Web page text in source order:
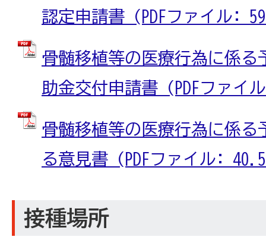
認定申請書 (PDFファイル:
骨髄移植等の医療行為に係る
助金交付申請書 (PDFファイ
骨髄移植等の医療行為に係る
る意見書 (PDFファイル:
接種場所